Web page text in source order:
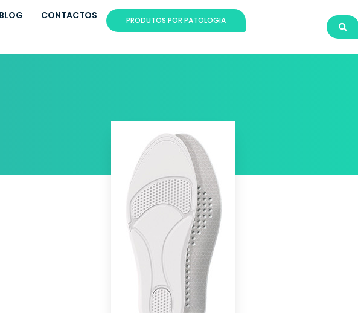
BLOG CONTACTOS PRODUTOS POR PATOLOGIA